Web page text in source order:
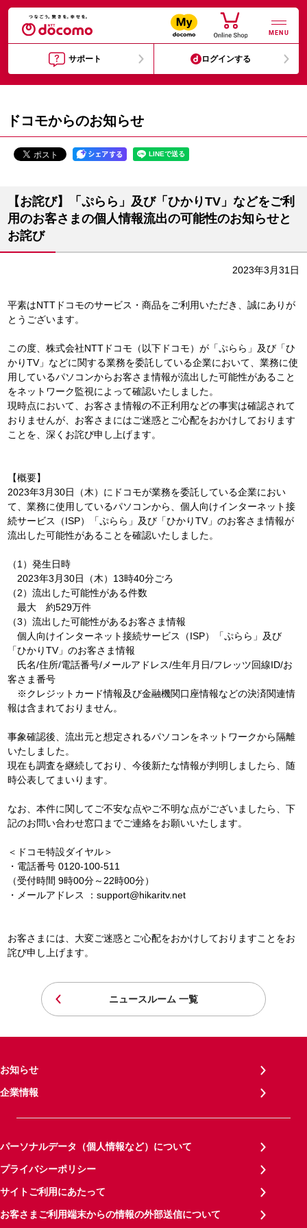
MENU
サポート ログインする
ドコモからのお知らせ
【お詫び】「ぷらら」及び「ひかりTV」などをご利
用のお客さまの個人情報流出の可能性のお知らせと
お詫び
2023年3月31日
平素はNTTドコモのサービス・商品をご利用いただき、誠にありが
とうございます。
この度、株式会社NTTドコモ（以下ドコモ）が「ぷらら」及び「ひ
かりTV」などに関する業務を委託している企業において、業務に使
用しているパソコンからお客さま情報が流出した可能性があること
をネットワーク監視によって確認いたしました。
現時点において、お客さま情報の不正利用などの事実は確認されて
おりませんが、お客さまにはご迷惑とご心配をおかけしております
ことを、深くお詫び申し上げます。
【概要】
2023年3月30日（木）にドコモが業務を委託している企業におい
て、業務に使用しているパソコンから、個人向けインターネット接
続サービス（ISP）「ぷらら」及び「ひかりTV」のお客さま情報が
流出した可能性があることを確認いたしました。
（1）発生日時
2023年3月30日（木）13時40分ごろ
（2）流出した可能性がある件数
最大 約529万件
（3）流出した可能性があるお客さま情報
個人向けインターネット接続サービス（ISP）「ぷらら」及び
「ひかりTV」のお客さま情報
氏名/住所/電話番号/メールアドレス/生年月日/フレッツ回線ID/お
客さま番号
※クレジットカード情報及び金融機関口座情報などの決済関連情
報は含まれておりません。
事象確認後、流出元と想定されるパソコンをネットワークから隔離
いたしました。
現在も調査を継続しており、今後新たな情報が判明しましたら、随
時公表してまいります。
なお、本件に関してご不安な点やご不明な点がございましたら、下
記のお問い合わせ窓口までご連絡をお願いいたします。
＜ドコモ特設ダイヤル＞
・電話番号 0120-100-511
（受付時間 9時00分～22時00分）
・メールアドレス ：support@hikaritv.net
お客さまには、大変ご迷惑とご心配をおかけしておりますことをお
詫び申し上げます。
ニュースルーム 一覧
お知らせ
企業情報
パーソナルデータ（個人情報など）について
プライバシーポリシー
サイトご利用にあたって
お客さまご利用端末からの情報の外部送信について